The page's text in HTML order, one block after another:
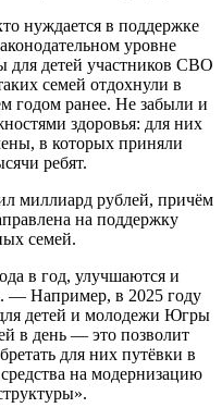
нуждается в поддержке
уровне
для детей участников СВО
семей отдохнули в
годом ранее. Не забыли и
здоровья: для них
в которых приняли
ребят.
миллиард рублей, причём
на поддержку
семей.
в год, улучшаются и
— Например, в 2025 году
детей и молодежи Югры
в день — это позволит
для них путёвки в
на модернизацию